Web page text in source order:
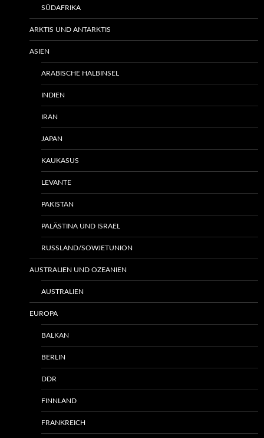
SÜDAFRIKA
ARKTIS UND ANTARKTIS
ASIEN
ARABISCHE HALBINSEL
INDIEN
IRAN
JAPAN
KAUKASUS
LEVANTE
PAKISTAN
PALÄSTINA UND ISRAEL
RUSSLAND/SOWJETUNION
AUSTRALIEN UND OZEANIEN
AUSTRALIEN
EUROPA
BALKAN
BERLIN
DDR
FINNLAND
FRANKREICH